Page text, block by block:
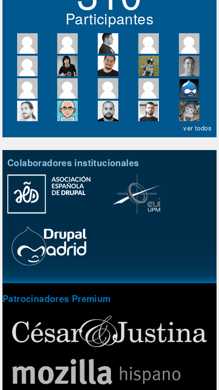
Participantes
ver todos
Colaboradores institucionales
Patrocinadores Premium